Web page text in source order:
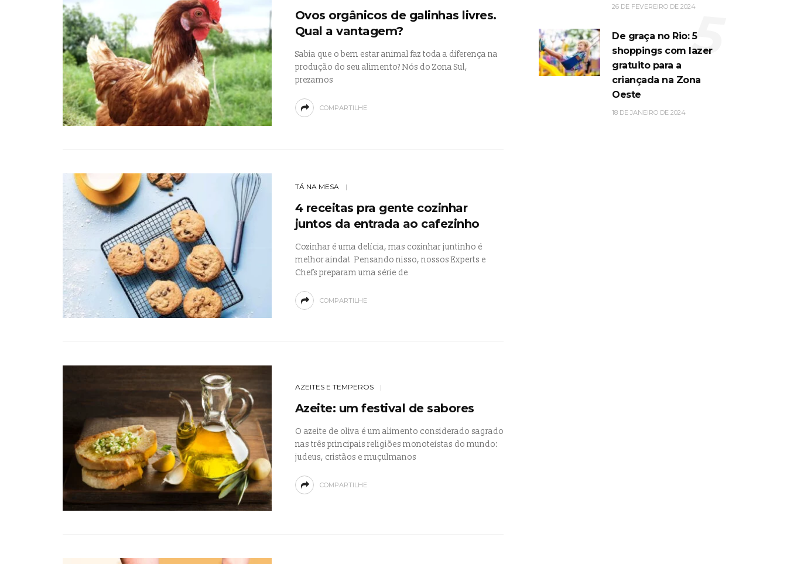
Ovos orgânicos de galinhas livres.
Qual a vantagem?
Sabia que o bem estar animal faz toda a diferença na
produção do seu alimento? Nós do Zona Sul,
prezamos
COMPARTILHE
TÁ NA MESA
4 receitas pra gente cozinhar
juntos da entrada ao cafezinho
Cozinhar é uma delícia, mas cozinhar juntinho é
melhor ainda! Pensando nisso, nossos Experts e
Chefs preparam uma série de
COMPARTILHE
AZEITES E TEMPEROS
Azeite: um festival de sabores
O azeite de oliva é um alimento considerado sagrado
nas três principais religiões monoteístas do mundo:
judeus, cristãos e muçulmanos
COMPARTILHE
26 DE FEVEREIRO DE 2024
De graça no Rio: 5
shoppings com lazer
gratuito para a
criançada na Zona
Oeste
18 DE JANEIRO DE 2024
5